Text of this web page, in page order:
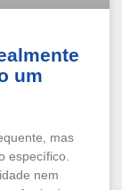
um
mas
específico.
nem